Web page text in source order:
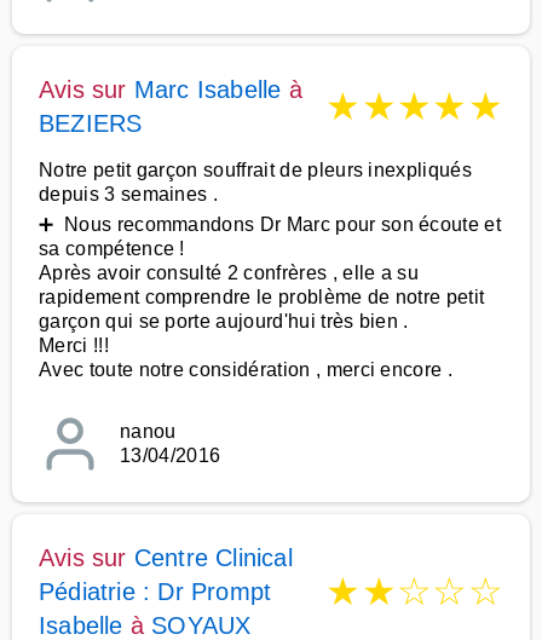
Avis sur Marc Isabelle à
BEZIERS
★★★★★
Notre petit garçon souffrait de pleurs inexpliqués
depuis 3 semaines .
➕ Nous recommandons Dr Marc pour son écoute et
sa compétence !
Après avoir consulté 2 confrères , elle a su
rapidement comprendre le problème de notre petit
garçon qui se porte aujourd'hui très bien .
Merci !!!
Avec toute notre considération , merci encore .
nanou
13/04/2016
Avis sur Centre Clinical
Pédiatrie : Dr Prompt
Isabelle à SOYAUX
★★☆☆☆